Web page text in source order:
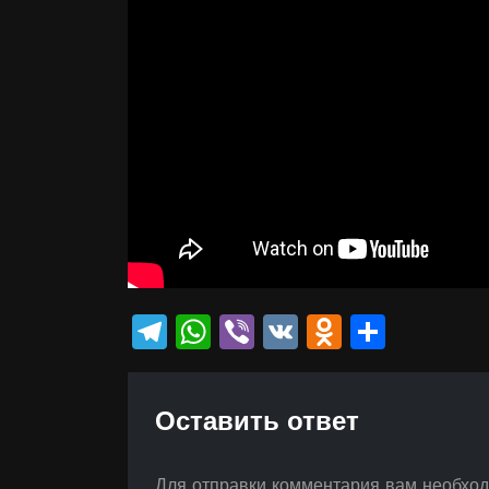
Telegram
WhatsApp
Viber
VK
Оставить ответ